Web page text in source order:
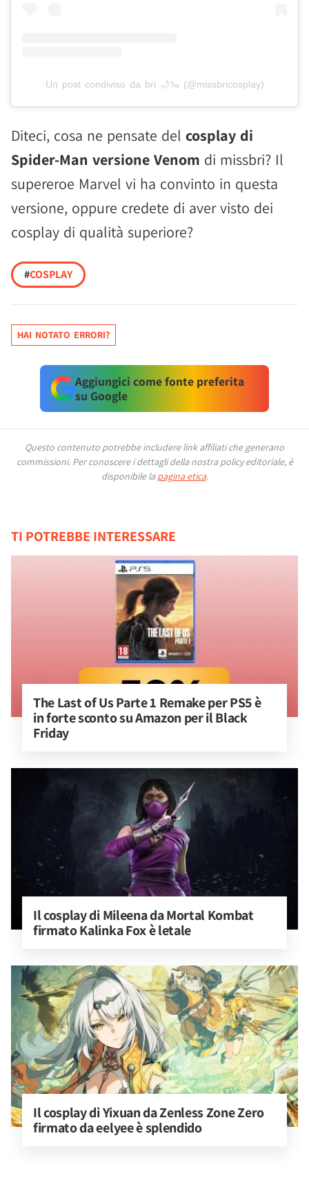
Un post condiviso da bri 🌙🦦 (@missbricosplay)
Diteci, cosa ne pensate del cosplay di
Spider-Man versione Venom di missbri? Il
supereroe Marvel vi ha convinto in questa
versione, oppure credete di aver visto dei
cosplay di qualità superiore?
#COSPLAY
HAI NOTATO ERRORI?
Aggiungici come fonte preferita
su Google
Questo contenuto potrebbe includere link affiliati che generano
commissioni. Per conoscere i dettagli della nostra policy editoriale, è
disponibile la pagina etica.
TI POTREBBE INTERESSARE
The Last of Us Parte 1 Remake per PS5 è
in forte sconto su Amazon per il Black
Friday
Il cosplay di Mileena da Mortal Kombat
firmato Kalinka Fox è letale
Il cosplay di Yixuan da Zenless Zone Zero
firmato da eelyee è splendido